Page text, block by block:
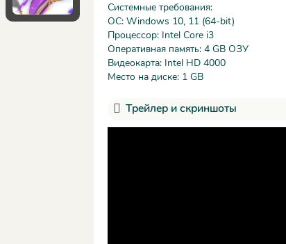
Системные требования:
ОС: Windows 10, 11 (64-bit)
Процессор: Intel Core i3
Оперативная память: 4 GB ОЗУ
Видеокарта: Intel HD 4000
Место на диске: 1 GB
Трейлер и скриншоты